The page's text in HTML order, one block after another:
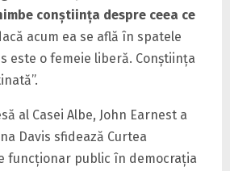
conştiinţa despre ceea ce
acum ea se află în spatele
este o femeie liberă. Conştiinţa
al Casei Albe, John Earnest a
Davis sfidează Curtea
funcţionar public în democraţia